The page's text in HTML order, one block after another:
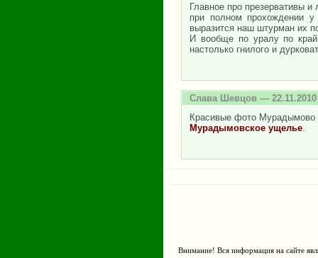
Главное про презервативы и
при полном прохождении
выразится наш штурман их
И вообще по уралу по
настолько гнилого и
Слава Шевцов — 22.11.2010
Красивые фото Мурадымово
Мурадымовское ущелье
Внимание! Вся информация на сайте